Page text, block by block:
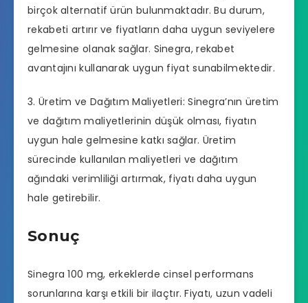
birçok alternatif ürün bulunmaktadır. Bu durum,
rekabeti artırır ve fiyatların daha uygun seviyelere
gelmesine olanak sağlar. Sinegra, rekabet
avantajını kullanarak uygun fiyat sunabilmektedir.
3. Üretim ve Dağıtım Maliyetleri: Sinegra’nın üretim
ve dağıtım maliyetlerinin düşük olması, fiyatın
uygun hale gelmesine katkı sağlar. Üretim
sürecinde kullanılan maliyetleri ve dağıtım
ağındaki verimliliği artırmak, fiyatı daha uygun
hale getirebilir.
Sonuç
Sinegra 100 mg, erkeklerde cinsel performans
sorunlarına karşı etkili bir ilaçtır. Fiyatı, uzun vadeli